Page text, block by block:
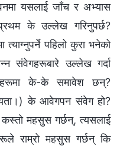
यसलाई जाँच र अभ्यास
के उल्‍लेख गरिनुपर्छ?
पहिलो कुरा भनेको
संवेगहरूबारे उल्‍लेख गर्दा
के-के समावेश छन्?
के आवेगपन संवेग हो?
कस्तो महसुस गर्छन्, त्यसलाई
राम्रो महसुस गर्छन् कि